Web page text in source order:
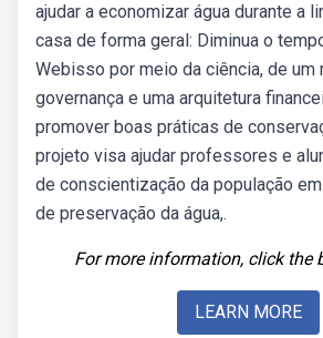
ajudar a economizar água durante a
casa de forma geral: Diminua o
Webisso por meio da ciência, de um
governança e uma arquitetura
promover boas práticas de
projeto visa ajudar professores e
de conscientização da população
de preservação da água,.
For more information, click the
LEARN MORE